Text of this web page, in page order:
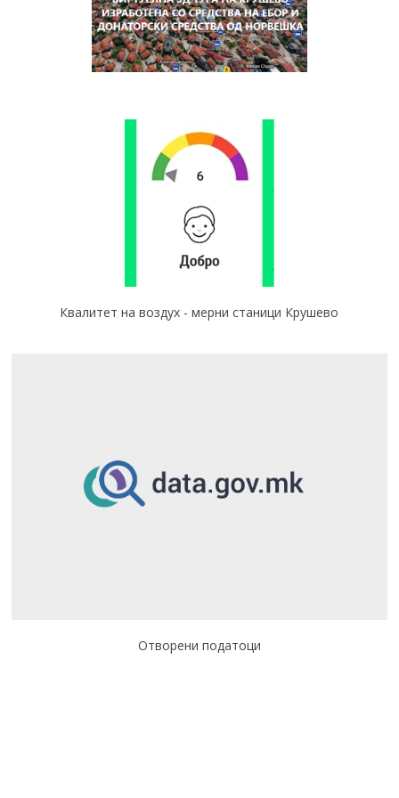
Квалитет на воздух - мерни станици Крушево
Отворени податоци